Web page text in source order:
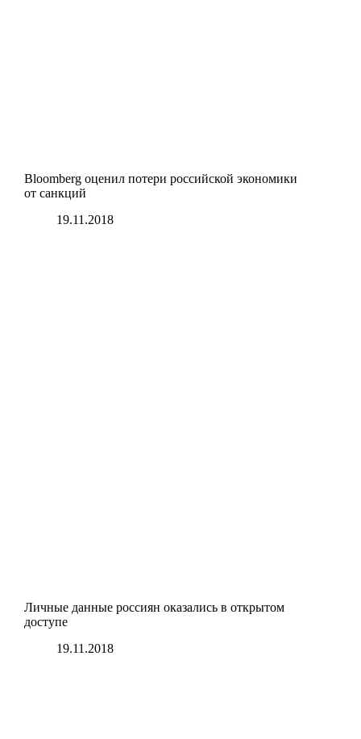
Bloomberg оценил потери российской экономики
от санкций
19.11.2018
Личные данные россиян оказались в открытом
доступе
19.11.2018